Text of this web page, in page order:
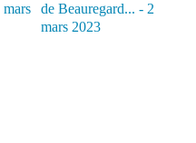
mars
de Beauregard... - 2
mars 2023